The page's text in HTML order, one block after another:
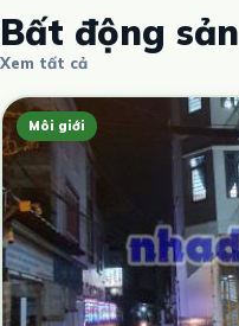
Bất động sản
Xem tất cả
Môi giới